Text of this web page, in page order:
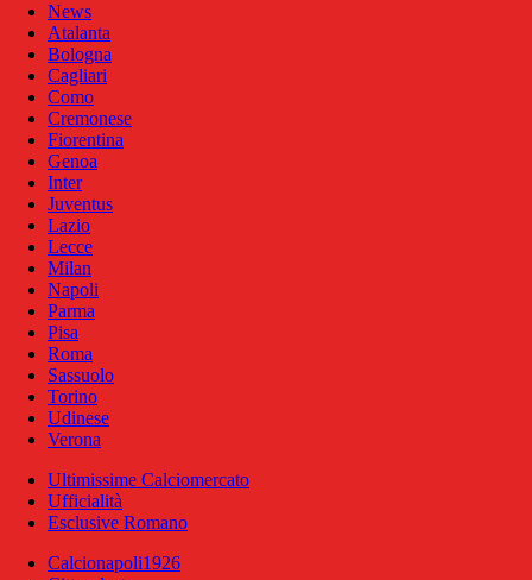
News
Atalanta
Bologna
Cagliari
Como
Cremonese
Fiorentina
Genoa
Inter
Juventus
Lazio
Lecce
Milan
Napoli
Parma
Pisa
Roma
Sassuolo
Torino
Udinese
Verona
Ultimissime Calciomercato
Ufficialità
Esclusive Romano
Calcionapoli1926